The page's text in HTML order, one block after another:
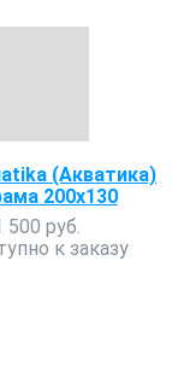
(Акватика)
200х130
500 руб.
к заказу